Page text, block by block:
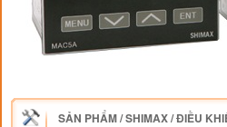
SẢN PHẨM/SHIMAX/ĐIỀU